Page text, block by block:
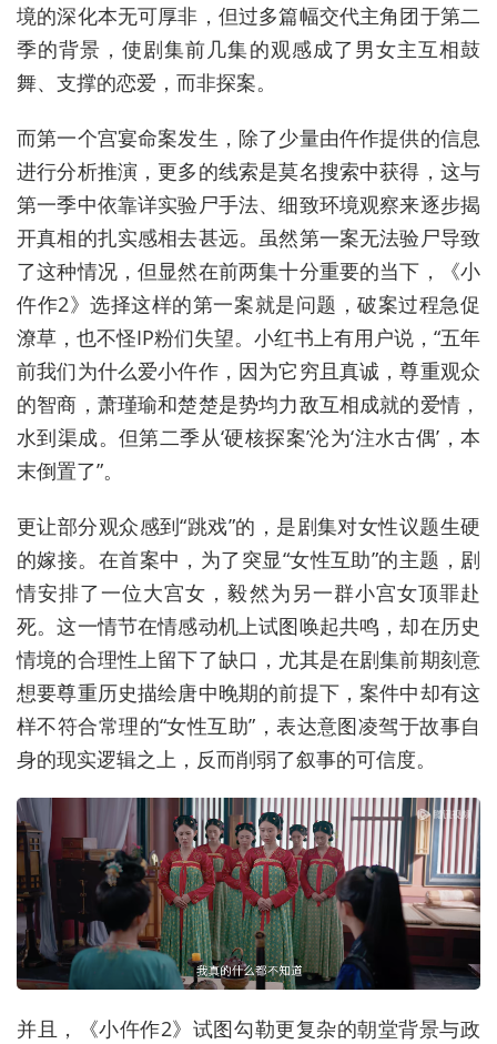
境的深化本无可厚非，但过多篇幅交代主角团于第二
季的背景，使剧集前几集的观感成了男女主互相鼓
舞、支撑的恋爱，而非探案。
而第一个宫宴命案发生，除了少量由仵作提供的信息
进行分析推演，更多的线索是莫名搜索中获得，这与
第一季中依靠详实验尸手法、细致环境观察来逐步揭
开真相的扎实感相去甚远。虽然第一案无法验尸导致
了这种情况，但显然在前两集十分重要的当下，《小
仵作2》选择这样的第一案就是问题，破案过程急促
潦草，也不怪IP粉们失望。小红书上有用户说，“五年
前我们为什么爱小仵作，因为它穷且真诚，尊重观众
的智商，萧瑾瑜和楚楚是势均力敌互相成就的爱情，
水到渠成。但第二季从‘硬核探案’沦为‘注水古偶’，本
末倒置了”。
更让部分观众感到“跳戏”的，是剧集对女性议题生硬
的嫁接。在首案中，为了突显“女性互助”的主题，剧
情安排了一位大宫女，毅然为另一群小宫女顶罪赴
死。这一情节在情感动机上试图唤起共鸣，却在历史
情境的合理性上留下了缺口，尤其是在剧集前期刻意
想要尊重历史描绘唐中晚期的前提下，案件中却有这
样不符合常理的“女性互助”，表达意图凌驾于故事自
身的现实逻辑之上，反而削弱了叙事的可信度。
并且，《小仵作2》试图勾勒更复杂的朝堂背景与政